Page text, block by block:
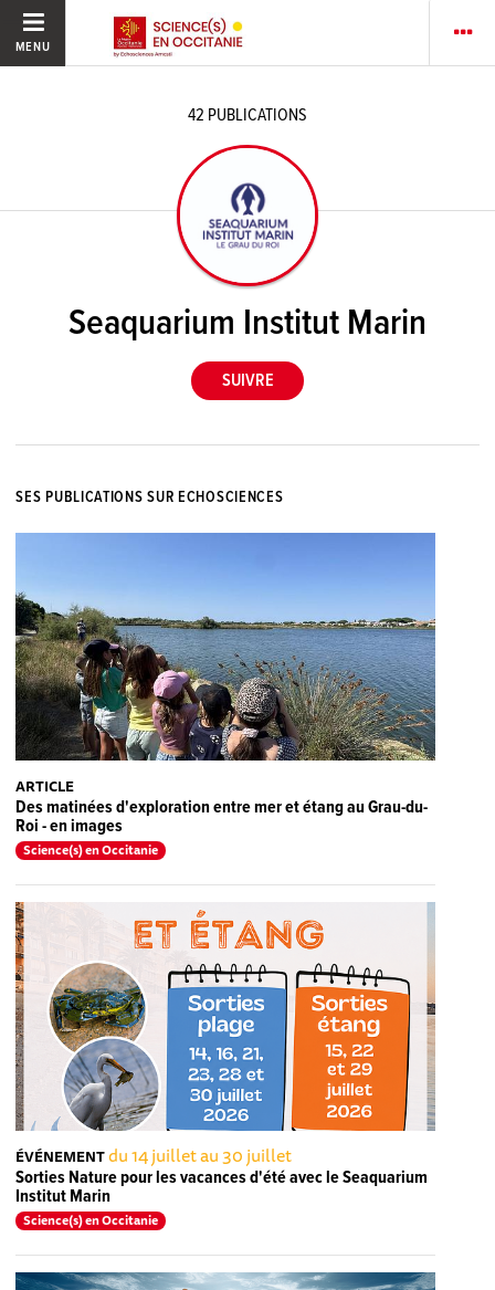
MENU
42 PUBLICATIONS
Seaquarium Institut Marin
SES PUBLICATIONS SUR ECHOSCIENCES
ARTICLE
Des matinées d'exploration entre mer et étang au Grau-du-
Roi - en images
Science(s) en Occitanie
ÉVÉNEMENTdu 14 juillet au 30 juillet
Sorties Nature pour les vacances d'été avec le Seaquarium
Institut Marin
Science(s) en Occitanie